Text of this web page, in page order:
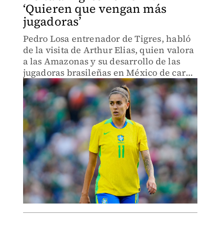
‘Quieren que vengan más
jugadoras’
Pedro Losa entrenador de Tigres, habló
de la visita de Arthur Elias, quien valora
a las Amazonas y su desarrollo de las
jugadoras brasileñas en México de cara
al Mundial Femenil 2027